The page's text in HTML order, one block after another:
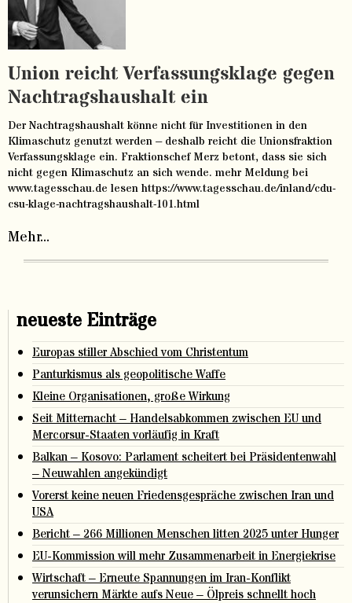
Union reicht Verfassungsklage gegen
Nachtragshaushalt ein
Der Nachtragshaushalt könne nicht für Investitionen in den
Klimaschutz genutzt werden – deshalb reicht die Unionsfraktion
Verfassungsklage ein. Fraktionschef Merz betont, dass sie sich
nicht gegen Klimaschutz an sich wende. mehr Meldung bei
www.tagesschau.de lesen https://www.tagesschau.de/inland/cdu-
csu-klage-nachtragshaushalt-101.html
Mehr...
neueste Einträge
Europas stiller Abschied vom Christentum
Panturkismus als geopolitische Waffe
Kleine Organisationen, große Wirkung
Seit Mitternacht – Handelsabkommen zwischen EU und
Mercorsur-Staaten vorläufig in Kraft
Balkan – Kosovo: Parlament scheitert bei Präsidentenwahl
– Neuwahlen angekündigt
Vorerst keine neuen Friedensgespräche zwischen Iran und
USA
Bericht – 266 Millionen Menschen litten 2025 unter Hunger
EU-Kommission will mehr Zusammenarbeit in Energiekrise
Wirtschaft – Erneute Spannungen im Iran-Konflikt
verunsichern Märkte aufs Neue – Ölpreis schnellt hoch